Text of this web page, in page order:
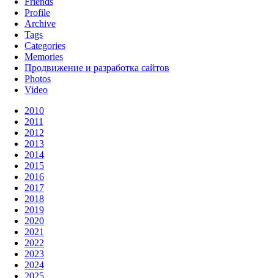
Profile
Archive
Tags
Categories
Memories
Продвижение и разработка сайтов
Photos
Video
2010
2011
2012
2013
2014
2015
2016
2017
2018
2019
2020
2021
2022
2023
2024